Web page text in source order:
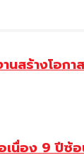
ร้างโอก
นื่อง 9 ปีซ้อ